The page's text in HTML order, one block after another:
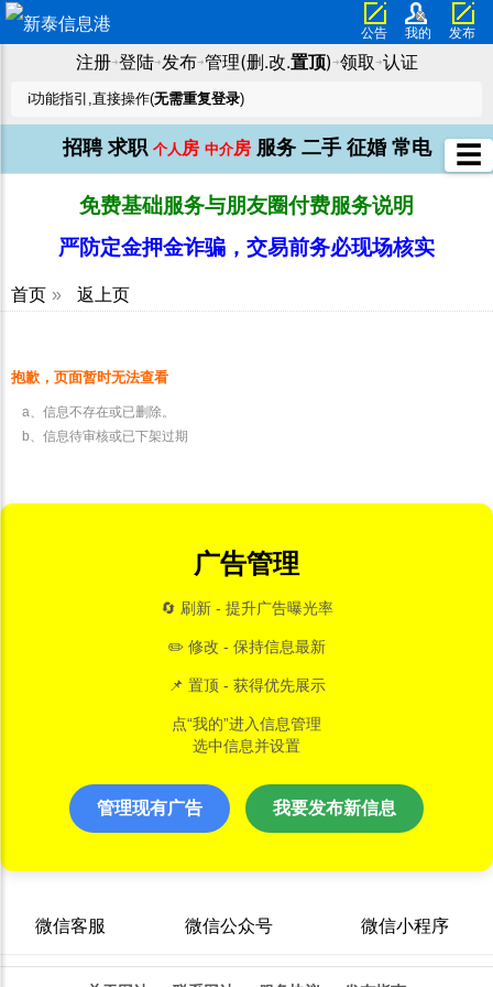
公告 我的 发布
注册➜登陆➜发布➜管理(删.改.置顶) ➜领取 ➜认证
ℹ️功能指引,直接操作(无需重复登录)
招聘 求职 个人 房 中介房 服务 二手 征婚 常电
免费基础服务与朋友圈付费服务说明
严防定金押金诈骗，交易前务必现场核实
首页 » 返上页
抱歉，页面暂时无法查看
a、信息不存在或已删除。
b、信息待审核或已下架过期
广告管理
🔄 刷新 - 提升广告曝光率
✏️ 修改 - 保持信息最新
📌 置顶 - 获得优先展示
点“我的”进入信息管理
选中信息并设置
管理现有广告 我要发布新信息
微信客服 微信公众号 微信小程序
☰